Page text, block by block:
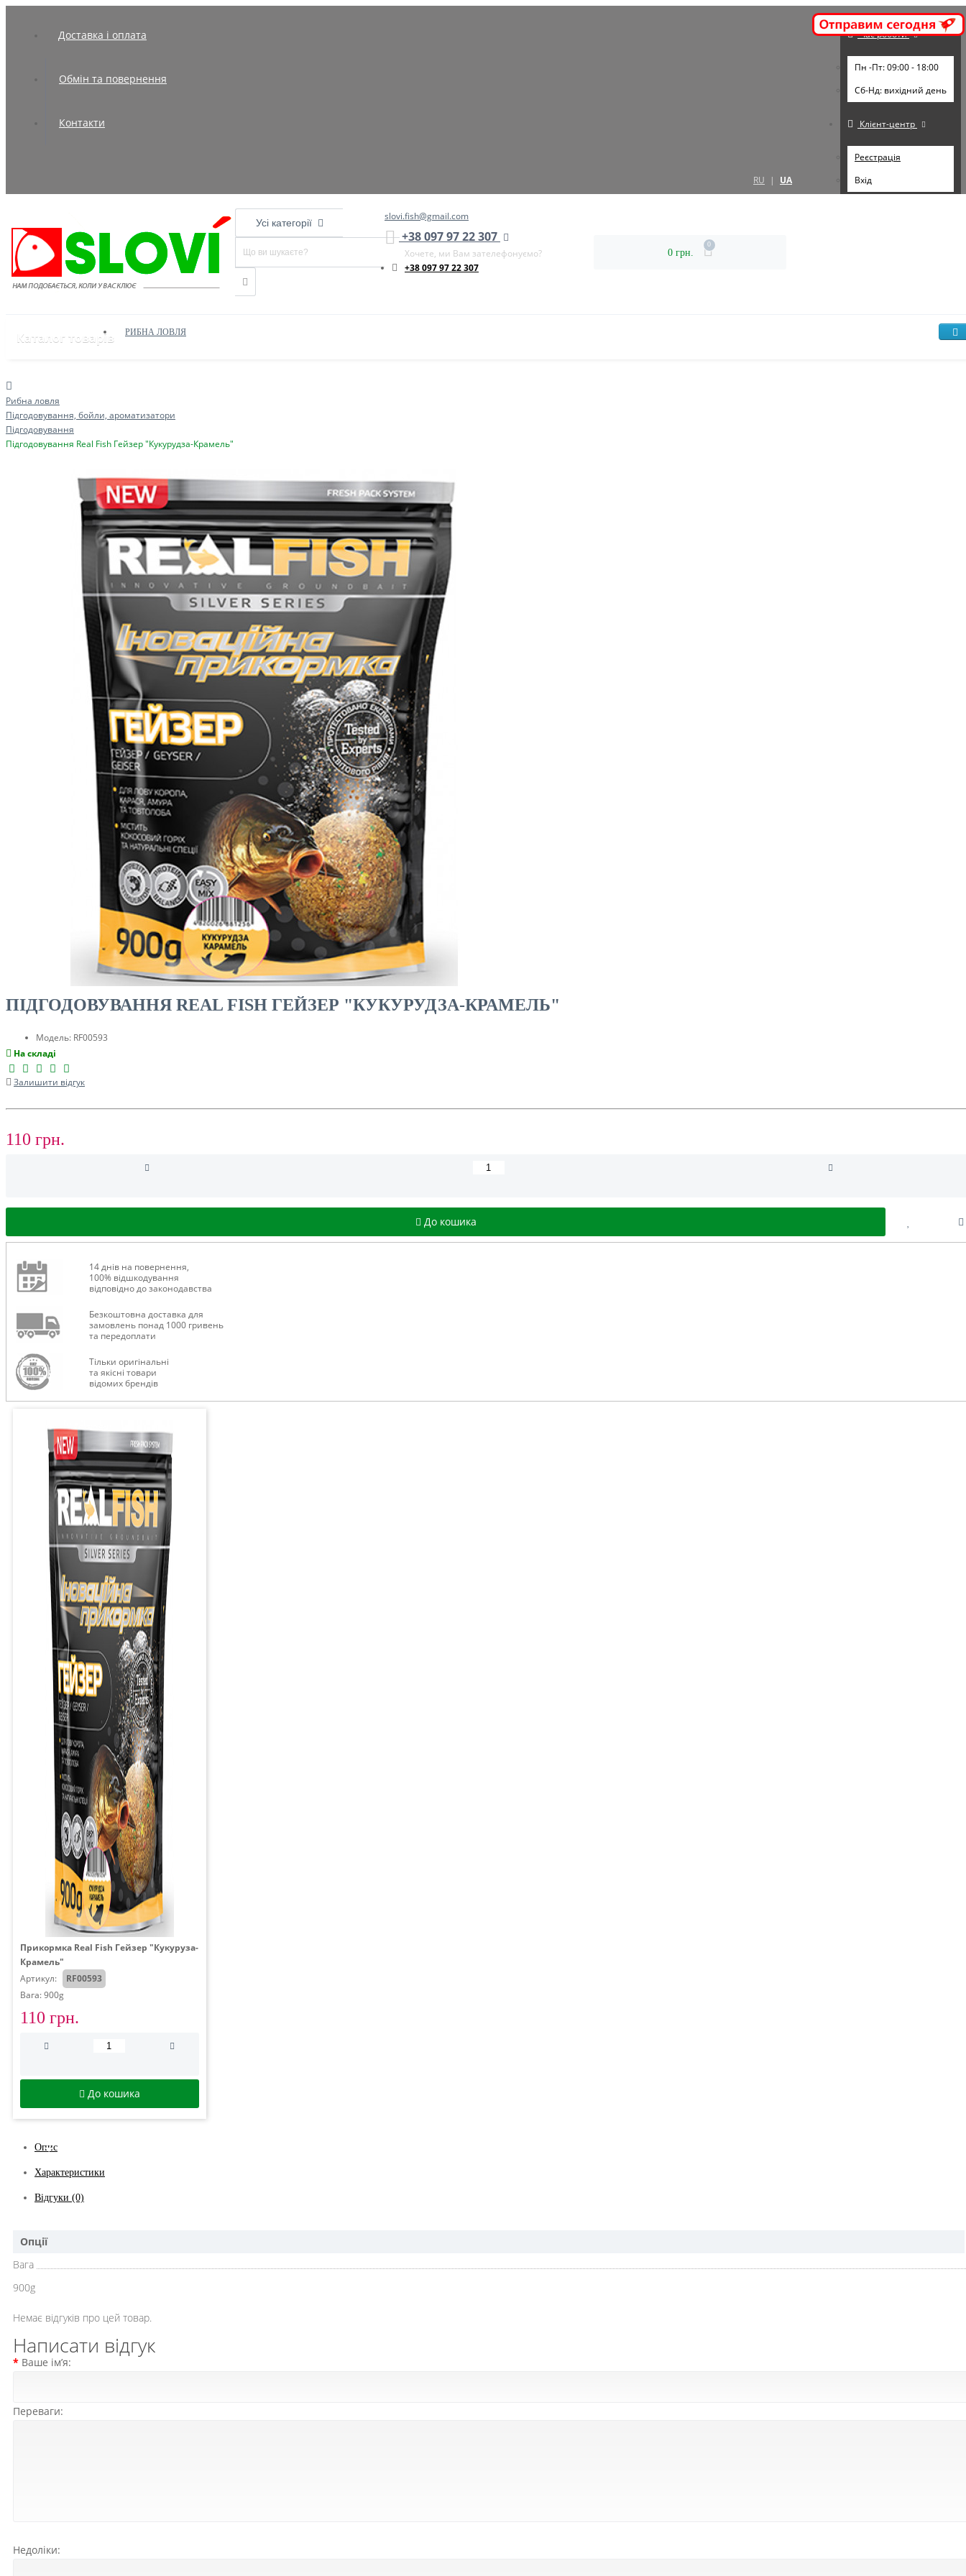
Доставка і оплата
Обмін та повернення
Контакти
RU | UA
Час роботи
Пн -Пт: 09:00 - 18:00
Cб-Нд: вихідний день
Клієнт-центр
Реєстрація
Вхід
Усі категорії
slovi.fish@gmail.com
+38 097 97 22 307
Хочете, ми Вам зателефонуємо?
+38 097 97 22 307
0 грн.
0
Каталог товарів РИБНА ЛОВЛЯ
ЧОВНИ ТА МОТОРИ
Рибна ловля
Підгодовування, бойли, ароматизатори
Підгодовування
Підгодовування Real Fish Гейзер "Кукурудза-Крамель"
ПІДГОДОВУВАННЯ REAL FISH ГЕЙЗЕР "КУКУРУДЗА-КРАМЕЛЬ"
Модель: RF00593
На складі
Залишити відгук
110 грн.
До кошика
14 днів на повернення,
100% відшкодування
відповідно до законодавства
Безкоштовна доставка для
замовлень понад 1000 гривень
та передоплати
Тільки оригінальні
та якісні товари
відомих брендів
Прикормка Real Fish Гейзер "Кукуруза-
Крамель"
Артикул:
RF00593
Вага: 900g
110 грн.
До кошика
Опис
Характеристики
Відгуки (0)
Опції
Вага
900g
Немає відгуків про цей товар.
Написати відгук
Ваше ім’я:
Переваги:
Недоліки: